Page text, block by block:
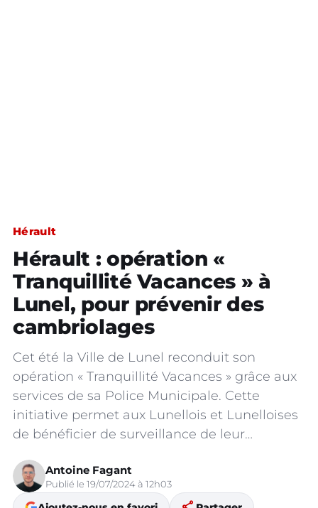
Hérault
Hérault : opération «
Tranquillité Vacances » à
Lunel, pour prévenir des
cambriolages
Cet été la Ville de Lunel reconduit son
opération « Tranquillité Vacances » grâce aux
services de sa Police Municipale. Cette
initiative permet aux Lunellois et Lunelloises
de bénéficier de surveillance de leur…
Antoine Fagant
Publié le 19/07/2024 à 12h03